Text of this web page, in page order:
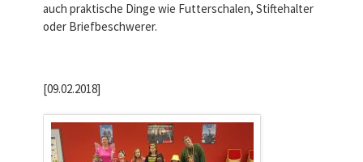
auch praktische Dinge wie Futterschalen, Stiftehalter
oder Briefbeschwerer.
[09.02.2018]